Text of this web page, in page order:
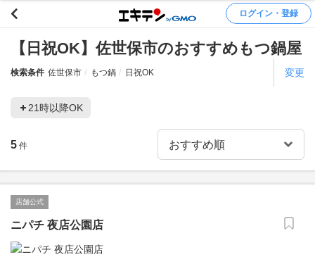
ログイン・登録
【日祝OK】佐世保市のおすすめもつ鍋屋
検索条件 佐世保市 もつ鍋 日祝OK 変更
21時以降OK
5 件
店舗公式
ニパチ 夜店公園店